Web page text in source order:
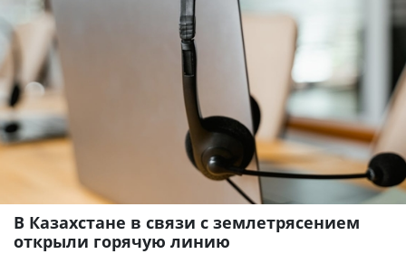
В Казахстане в связи с землетрясением
открыли горячую линию